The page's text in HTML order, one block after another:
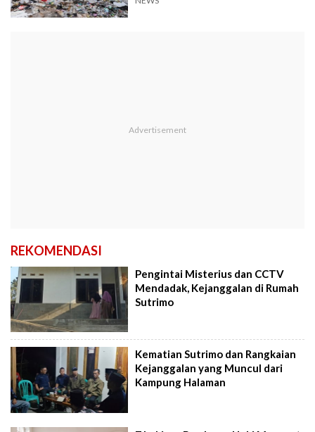
REKOMENDASI
Pengintai Misterius dan CCTV
Mendadak, Kejanggalan di Rumah
Sutrimo
Kematian Sutrimo dan Rangkaian
Kejanggalan yang Muncul dari
Kampung Halaman